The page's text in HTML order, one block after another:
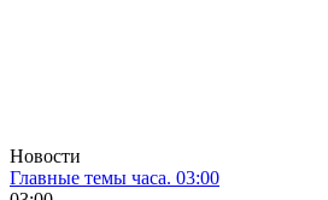
Новости
Главные темы часа. 03:00